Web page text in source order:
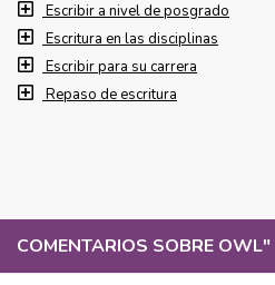
COMENTARIOS SOBRE OWL"
Escribir a nivel de posgrado
Escritura en las disciplinas
Escribir para su carrera
Repaso de escritura